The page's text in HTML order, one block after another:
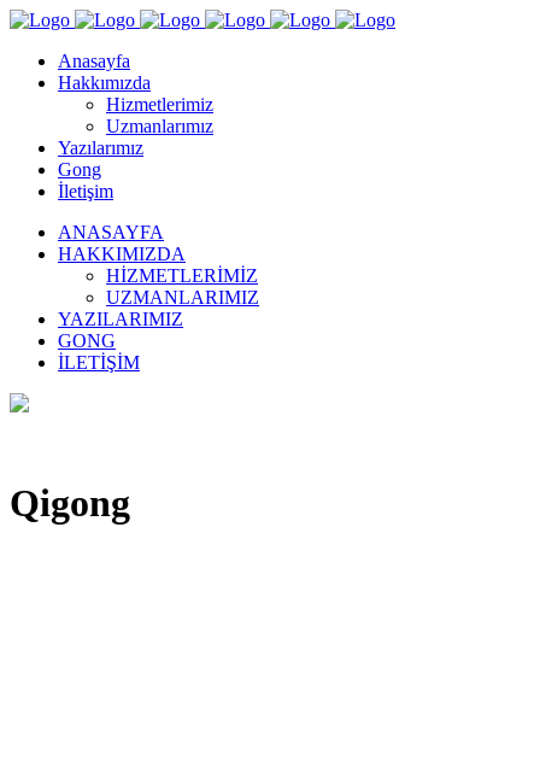
Anasayfa
Hakkımızda
Hizmetlerimiz
Uzmanlarımız
Yazılarımız
Gong
İletişim
ANASAYFA
HAKKIMIZDA
HIZMETLERIMIZ
UZMANLARIMIZ
YAZILARIMIZ
GONG
İLETIŞIM
Qigong